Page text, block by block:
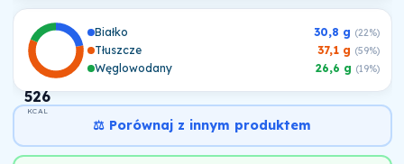
526
KCAL
Białko 30,8 g (22%)
Tłuszcze 37,1 g (59%)
Węglowodany 26,6 g (19%)
⚖️ Porównaj z innym produktem